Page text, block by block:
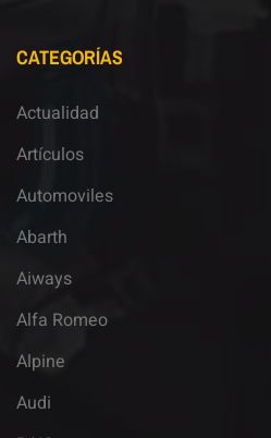
CATEGORÍAS
Actualidad
Artículos
Automoviles
Abarth
Aiways
Alfa Romeo
Alpine
Audi